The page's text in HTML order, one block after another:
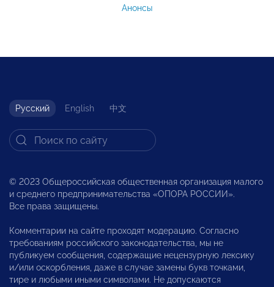
Анонсы
Русский English 中文
© 2023 Общероссийская общественная организация малого
и среднего предпринимательства «ОПОРА РОССИИ».
Все права защищены.
Комментарии на сайте проходят модерацию. Согласно
требованиям российского законодательства, мы не
публикуем сообщения, содержащие нецензурную лексику
и/или оскорбления, даже в случае замены букв точками,
тире и любыми иными символами. Не допускаются